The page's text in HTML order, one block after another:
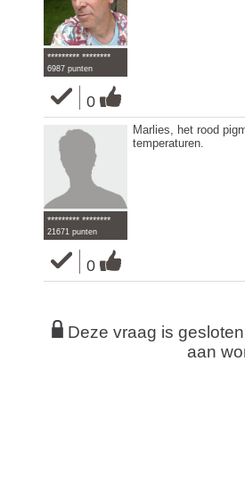
********* ********
6987 punten
0
********* ********
21671 punten
0
Marlies, het rood
temperaturen.
Deze vraag is
aan